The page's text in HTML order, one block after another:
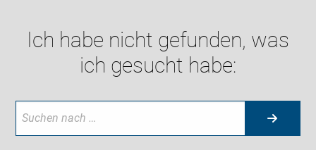
Ich habe nicht gefunden, was
ich gesucht habe: